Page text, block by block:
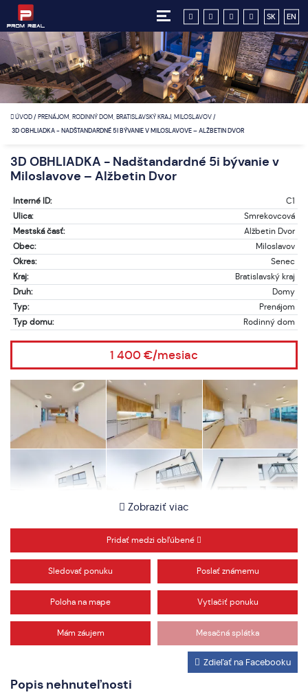
SK EN
ÚVOD/PRENÁJOM, RODINNÝ DOM, BRATISLAVSKÝ KRAJ, MILOSLAVOV/
3D OBHLIADKA - NADŠTANDARDNÉ 5I BÝVANIE V MILOSLAVOVE – ALŽBETIN DVOR
3D OBHLIADKA - Nadštandardné 5i bývanie v
Miloslavove – Alžbetin Dvor
Interné ID:
C1
Ulica:
Smrekovcová
Mestská časť:
Alžbetin Dvor
Obec:
Miloslavov
Okres:
Senec
Kraj:
Bratislavský kraj
Druh:
Domy
Typ:
Prenájom
Typ domu:
Rodinný dom
1 400 €/mesiac
Zobraziť viac
Pridať medzi obľúbené
Sledovať ponuku Poslať známemu
Poloha na mape Vytlačiť ponuku
Mám záujem Mesačná splátka
Popis nehnuteľnosti
Zdieľať na Facebooku